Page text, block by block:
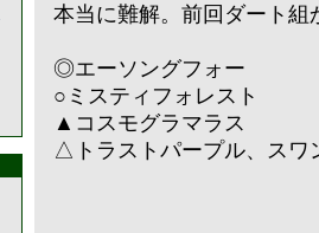
本当に難解。前回ダート組
◎エーソングフォー
○ミスティフォレスト
▲コスモグラマラス
△トラストパープル、スワ